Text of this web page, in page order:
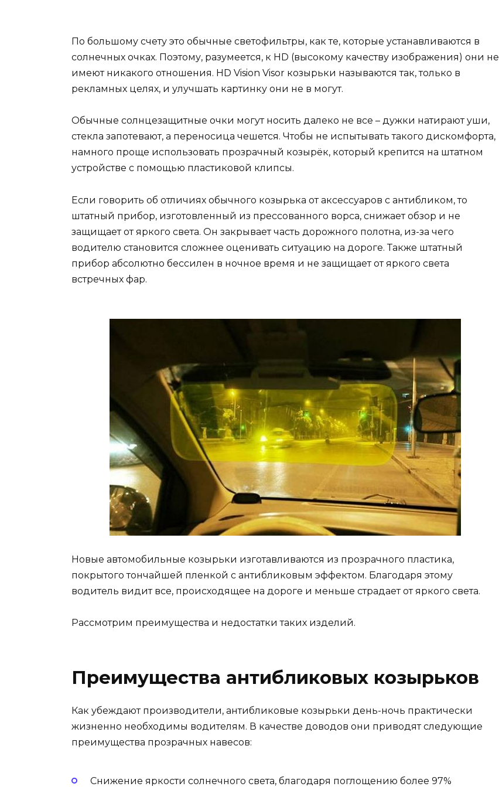
По большому счету это обычные светофильтры, как те, которые устанавливаются в
солнечных очках. Поэтому, разумеется, к HD (высокому качеству изображения) они не
имеют никакого отношения. HD Vision Visor козырьки называются так, только в
рекламных целях, и улучшать картинку они не в могут.
Обычные солнцезащитные очки могут носить далеко не все – дужки натирают уши,
стекла запотевают, а переносица чешется. Чтобы не испытывать такого дискомфорта,
намного проще использовать прозрачный козырёк, который крепится на штатном
устройстве с помощью пластиковой клипсы.
Если говорить об отличиях обычного козырька от аксессуаров с антибликом, то
штатный прибор, изготовленный из прессованного ворса, снижает обзор и не
защищает от яркого света. Он закрывает часть дорожного полотна, из-за чего
водителю становится сложнее оценивать ситуацию на дороге. Также штатный
прибор абсолютно бессилен в ночное время и не защищает от яркого света
встречных фар.
Новые автомобильные козырьки изготавливаются из прозрачного пластика,
покрытого тончайшей пленкой с антибликовым эффектом. Благодаря этому
водитель видит все, происходящее на дороге и меньше страдает от яркого света.
Рассмотрим преимущества и недостатки таких изделий.
Преимущества антибликовых козырьков
Как убеждают производители, антибликовые козырьки день-ночь практически
жизненно необходимы водителям. В качестве доводов они приводят следующие
преимущества прозрачных навесов:
Снижение яркости солнечного света, благодаря поглощению более 97%